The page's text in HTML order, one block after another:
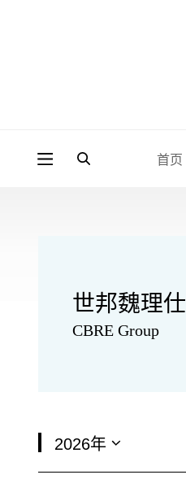
首页
世邦魏理仕
CBRE Group